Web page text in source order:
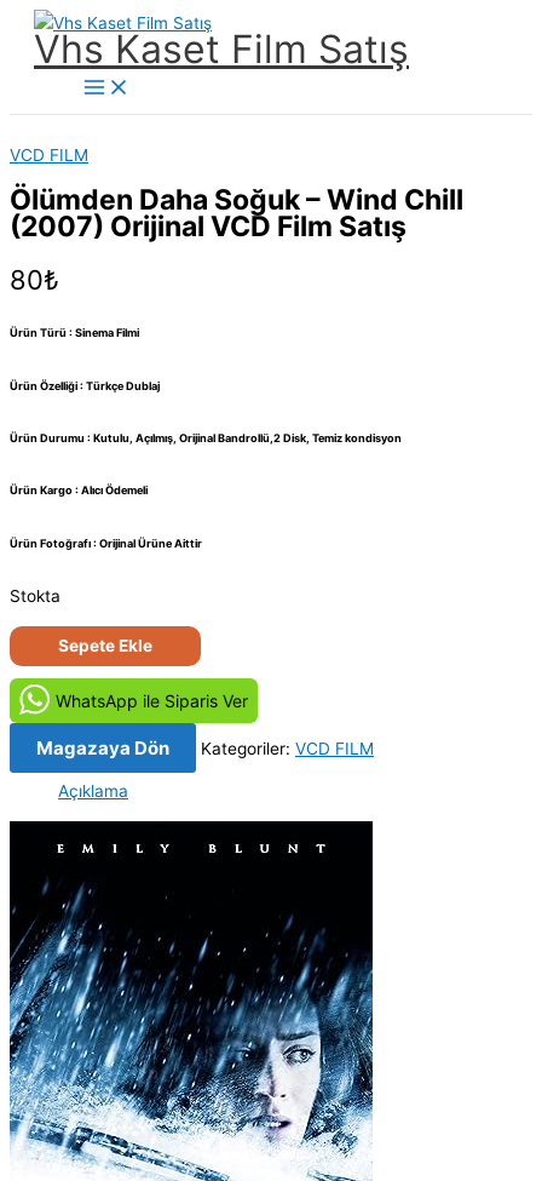
İçeriğe
Vhs Kaset Film Satış
Main
Menu
VCD FILM
Ölümden Daha Soğuk – Wind Chill
(2007) Orijinal VCD Film Satış
80₺
Ürün Türü : Sinema Filmi
Ürün Özelliği : Türkçe Dublaj
Ürün Durumu : Kutulu, Açılmış, Orijinal Bandrollü,2 Disk, Temiz kondisyon
Ürün Kargo : Alıcı Ödemeli
Ürün Fotoğrafı : Orijinal Ürüne Aittir
Stokta
Ölümden
Daha
Soğuk
-
Wind
Chill
(2007)
Orijinal
Satış
adet
Sepete Ekle
WhatsApp ile Siparis Ver
Magazaya Dön Kategoriler: VCD FILM
Açıklama